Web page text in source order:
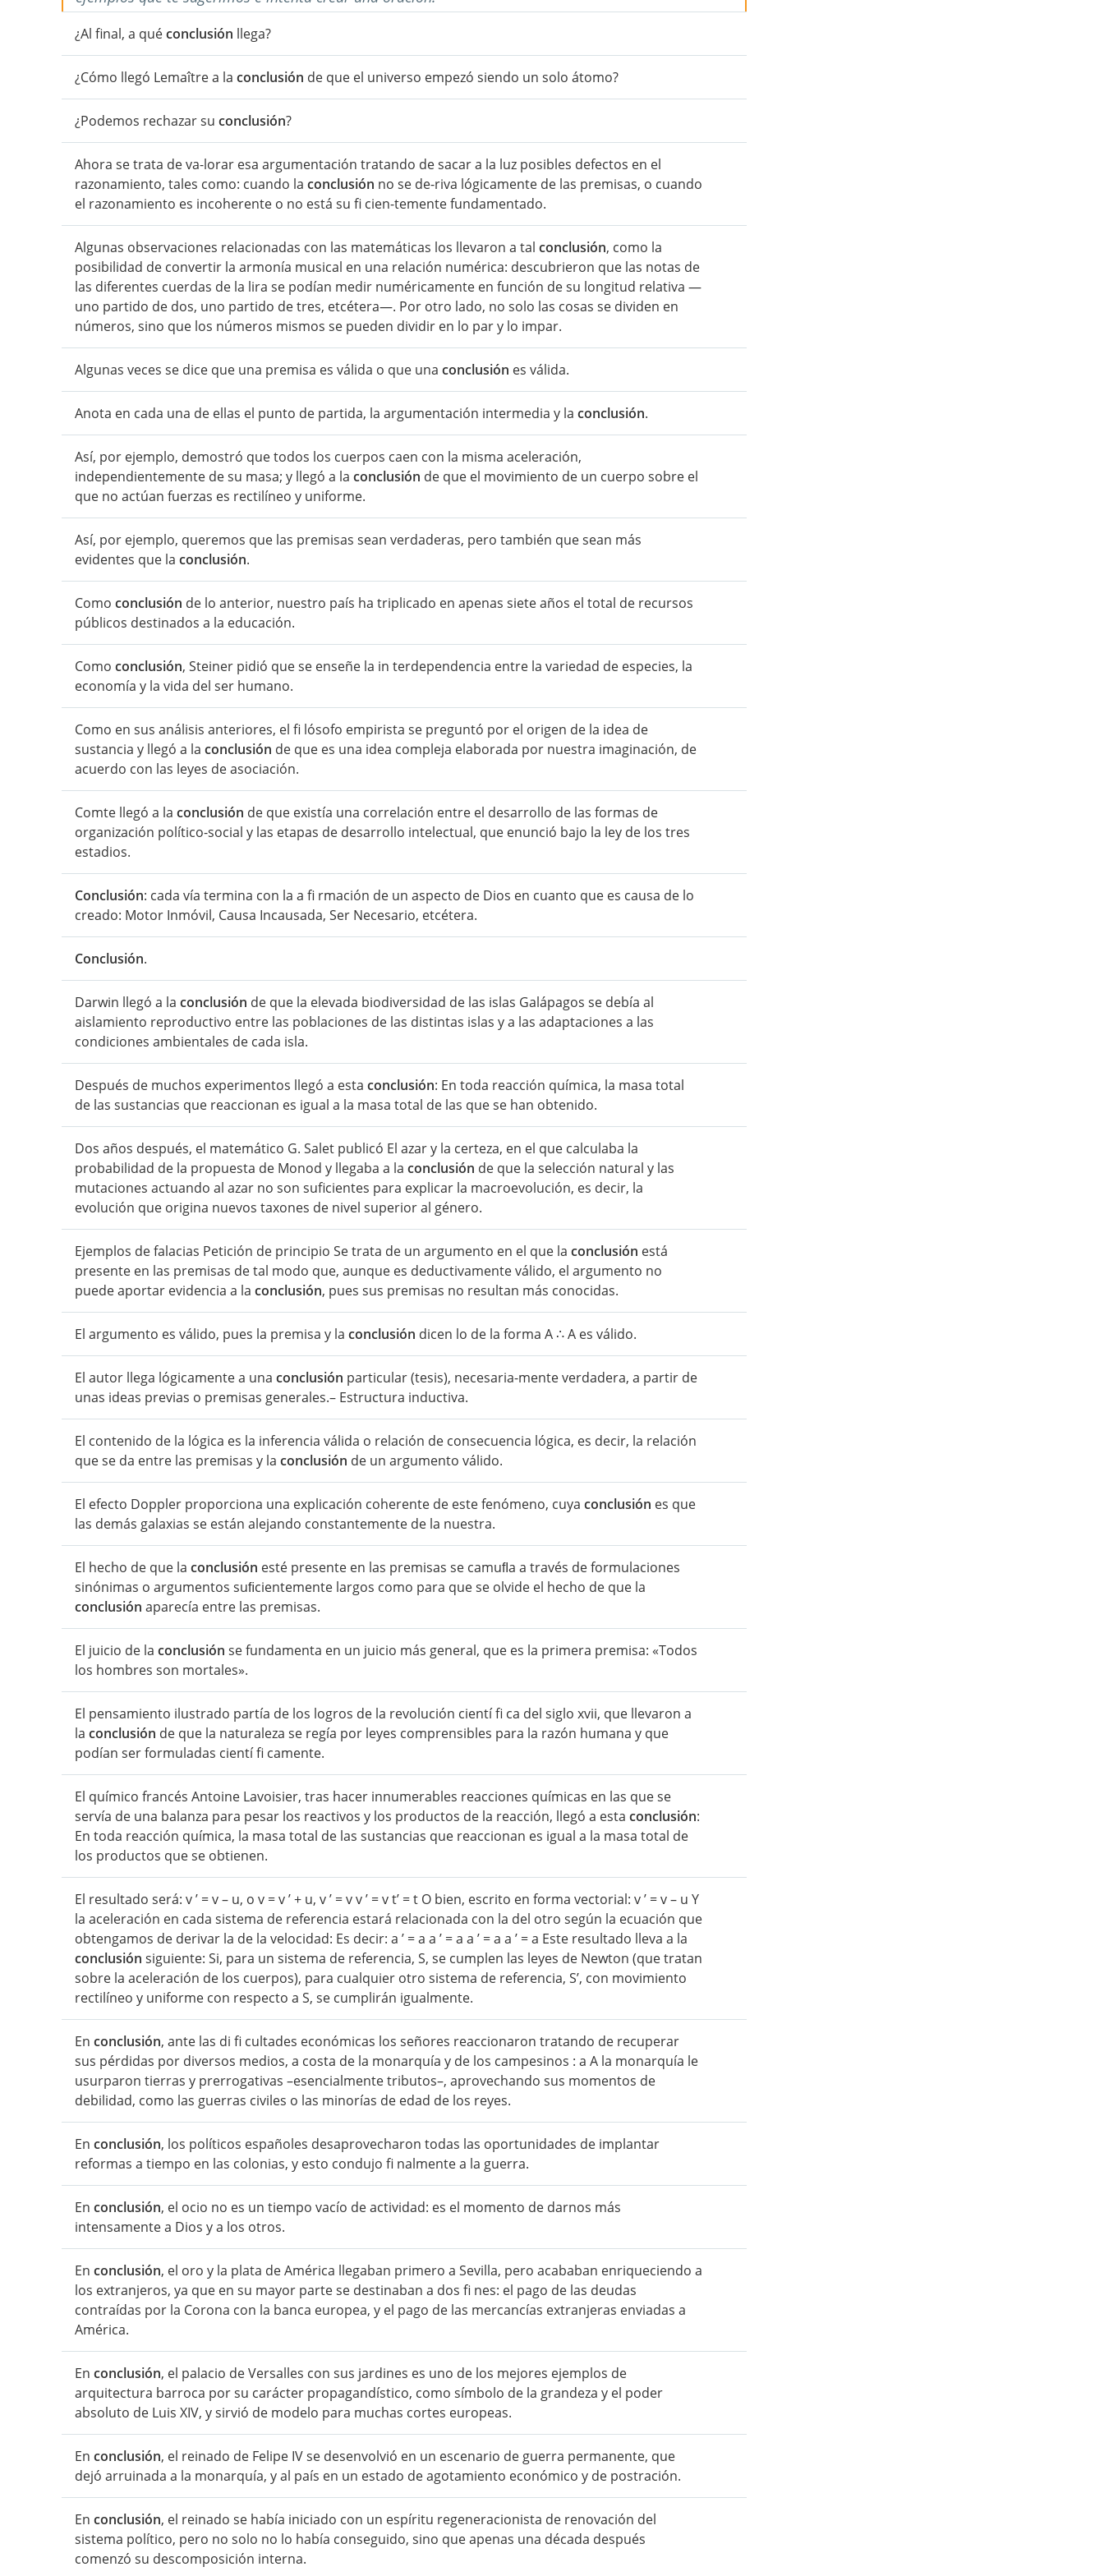
¿Al final, a quéconclusión llega?
¿Cómo llegó Lemaître a la conclusión de que el universo empezó siendo un solo átomo?
¿Podemos rechazar su conclusión?
Ahora se trata de va-lorar esa argumentación tratando de sacar a la luz posibles defectos en el
razonamiento, tales como: cuando la conclusión no se de-riva lógicamente de las premisas, o cuando
el razonamiento es incoherente o no está su fi cien-temente fundamentado.
Algunas observaciones relacionadas con las matemáticas los llevaron a tal conclusión, como la
posibilidad de convertir la armonía musical en una relación numérica: descubrieron que las notas de
las diferentes cuerdas de la lira se podían medir numéricamente en función de su longitud relativa —
uno partido de dos, uno partido de tres, etcétera—. Por otro lado, no solo las cosas se dividen en
números, sino que los números mismos se pueden dividir en lo par y lo impar.
Algunas veces se dice que una premisa es válida o que una conclusión es válida.
Anota en cada una de ellas el punto de partida, la argumentación intermedia y la conclusión.
Así, por ejemplo, demostró que todos los cuerpos caen con la misma aceleración,
independientemente de su masa; y llegó a la conclusión de que el movimiento de un cuerpo sobre el
que no actúan fuerzas es rectilíneo y uniforme.
Así, por ejemplo, queremos que las premisas sean verdaderas, pero también que sean más
evidentes que la conclusión.
Como conclusión de lo anterior, nuestro país ha triplicado en apenas siete años el total de recursos
públicos destinados a la educación.
Como conclusión, Steiner pidió que se enseñe la in terdependencia entre la variedad de especies, la
economía y la vida del ser humano.
Como en sus análisis anteriores, el fi lósofo empirista se preguntó por el origen de la idea de
sustancia y llegó a la conclusión de que es una idea compleja elaborada por nuestra imaginación, de
acuerdo con las leyes de asociación.
Comte llegó a la conclusión de que existía una correlación entre el desarrollo de las formas de
organización político-social y las etapas de desarrollo intelectual, que enunció bajo la ley de los tres
estadios.
Conclusión: cada vía termina con la a fi rmación de un aspecto de Dios en cuanto que es causa de lo
creado: Motor Inmóvil, Causa Incausada, Ser Necesario, etcétera.
Conclusión.
Darwin llegó a la conclusión de que la elevada biodiversidad de las islas Galápagos se debía al
aislamiento reproductivo entre las poblaciones de las distintas islas y a las adaptaciones a las
condiciones ambientales de cada isla.
Después de muchos experimentos llegó a esta conclusión: En toda reacción química, la masa total
de las sustancias que reaccionan es igual a la masa total de las que se han obtenido.
Dos años después, el matemático G. Salet publicó El azar y la certeza, en el que calculaba la
probabilidad de la propuesta de Monod y llegaba a la conclusión de que la selección natural y las
mutaciones actuando al azar no son suficientes para explicar la macroevolución, es decir, la
evolución que origina nuevos taxones de nivel superior al género.
Ejemplos de falacias Petición de principio Se trata de un argumento en el que la conclusión está
presente en las premisas de tal modo que, aunque es deductivamente válido, el argumento no
puede aportar evidencia a la conclusión, pues sus premisas no resultan más conocidas.
El argumento es válido, pues la premisa y la conclusión dicen lo de la forma A ∴ A es válido.
El autor llega lógicamente a una conclusión particular (tesis), necesaria-mente verdadera, a partir de
unas ideas previas o premisas generales.– Estructura inductiva.
El contenido de la lógica es la inferencia válida o relación de consecuencia lógica, es decir, la relación
que se da entre las premisas y la conclusión de un argumento válido.
El efecto Doppler proporciona una explicación coherente de este fenómeno, cuya conclusión es que
las demás galaxias se están alejando constantemente de la nuestra.
El hecho de que la conclusión esté presente en las premisas se camuﬂa a través de formulaciones
sinónimas o argumentos suﬁcientemente largos como para que se olvide el hecho de que la
conclusión aparecía entre las premisas.
El juicio de la conclusión se fundamenta en un juicio más general, que es la primera premisa: «Todos
los hombres son mortales».
El pensamiento ilustrado partía de los logros de la revolución cientí fi ca del siglo xvii, que llevaron a
la conclusión de que la naturaleza se regía por leyes comprensibles para la razón humana y que
podían ser formuladas cientí fi camente.
El químico francés Antoine Lavoisier, tras hacer innumerables reacciones químicas en las que se
servía de una balanza para pesar los reactivos y los productos de la reacción, llegó a esta conclusión:
En toda reacción química, la masa total de las sustancias que reaccionan es igual a la masa total de
los productos que se obtienen.
El resultado será: v ’ = v – u, o v = v ’ + u, v ’ = v v ’ = v t’ = t O bien, escrito en forma vectorial: v ’ = v – u Y
la aceleración en cada sistema de referencia estará relacionada con la del otro según la ecuación que
obtengamos de derivar la de la velocidad: Es decir: a ’ = a a ’ = a a ’ = a a ’ = a Este resultado lleva a la
conclusión siguiente: Si, para un sistema de referencia, S, se cumplen las leyes de Newton (que tratan
sobre la aceleración de los cuerpos), para cualquier otro sistema de referencia, S’, con movimiento
rectilíneo y uniforme con respecto a S, se cumplirán igualmente.
En conclusión, ante las di fi cultades económicas los señores reaccionaron tratando de recuperar
sus pérdidas por diversos medios, a costa de la monarquía y de los campesinos : a A la monarquía le
usurparon tierras y prerrogativas –esencialmente tributos–, aprovechando sus momentos de
debilidad, como las guerras civiles o las minorías de edad de los reyes.
En conclusión, los políticos españoles desaprovecharon todas las oportunidades de implantar
reformas a tiempo en las colonias, y esto condujo fi nalmente a la guerra.
En conclusión, el ocio no es un tiempo vacío de actividad: es el momento de darnos más
intensamente a Dios y a los otros.
En conclusión, el oro y la plata de América llegaban primero a Sevilla, pero acababan enriqueciendo a
los extranjeros, ya que en su mayor parte se destinaban a dos fi nes: el pago de las deudas
contraídas por la Corona con la banca europea, y el pago de las mercancías extranjeras enviadas a
América.
En conclusión, el palacio de Versalles con sus jardines es uno de los mejores ejemplos de
arquitectura barroca por su carácter propagandístico, como símbolo de la grandeza y el poder
absoluto de Luis XIV, y sirvió de modelo para muchas cortes europeas.
En conclusión, el reinado de Felipe IV se desenvolvió en un escenario de guerra permanente, que
dejó arruinada a la monarquía, y al país en un estado de agotamiento económico y de postración.
En conclusión, el reinado se había iniciado con un espíritu regeneracionista de renovación del
sistema político, pero no solo no lo había conseguido, sino que apenas una década después
comenzó su descomposición interna.